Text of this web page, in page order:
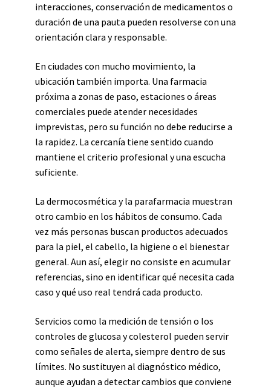
interacciones, conservación de medicamentos o
duración de una pauta pueden resolverse con una
orientación clara y responsable.
En ciudades con mucho movimiento, la
ubicación también importa. Una farmacia
próxima a zonas de paso, estaciones o áreas
comerciales puede atender necesidades
imprevistas, pero su función no debe reducirse a
la rapidez. La cercanía tiene sentido cuando
mantiene el criterio profesional y una escucha
suficiente.
La dermocosmética y la parafarmacia muestran
otro cambio en los hábitos de consumo. Cada
vez más personas buscan productos adecuados
para la piel, el cabello, la higiene o el bienestar
general. Aun así, elegir no consiste en acumular
referencias, sino en identificar qué necesita cada
caso y qué uso real tendrá cada producto.
Servicios como la medición de tensión o los
controles de glucosa y colesterol pueden servir
como señales de alerta, siempre dentro de sus
límites. No sustituyen al diagnóstico médico,
aunque ayudan a detectar cambios que conviene